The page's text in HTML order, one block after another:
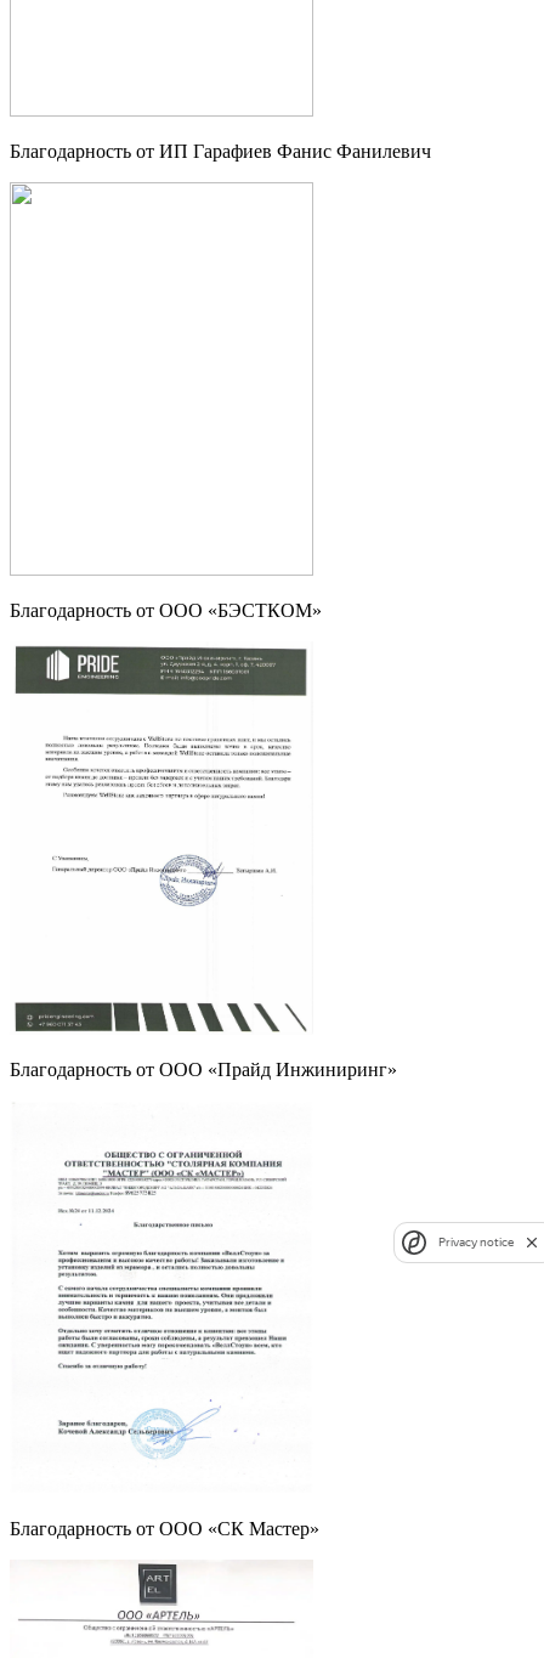
Благодарность от ИП Гарафиев Фанис Фанилевич
Благодарность от ООО «БЭСТКОМ»
Благодарность от ООО «Прайд Инжиниринг»
Благодарность от ООО «СК Мастер»
Privacy notice